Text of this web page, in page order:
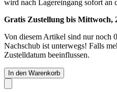
wird nach Lagereingang sofort an
Gratis Zustellung bis Mittwoch,
Von diesem Artikel sind nur noch
Nachschub ist unterwegs! Falls
Zustelldatum beeinflussen.
In den Warenkorb